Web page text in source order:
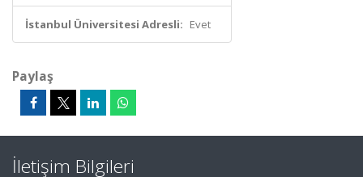
İstanbul Üniversitesi Adresli: Evet
Paylaş
İletişim Bilgileri